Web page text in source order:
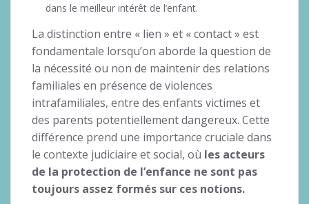
dans le meilleur intérêt de l’enfant.
La distinction entre « lien » et « contact » est
fondamentale lorsqu’on aborde la question de
la nécessité ou non de maintenir des relations
familiales en présence de violences
intrafamiliales, entre des enfants victimes et
des parents potentiellement dangereux. Cette
différence prend une importance cruciale dans
le contexte judiciaire et social, où les acteurs
de la protection de l’enfance ne sont pas
toujours assez formés sur ces notions.